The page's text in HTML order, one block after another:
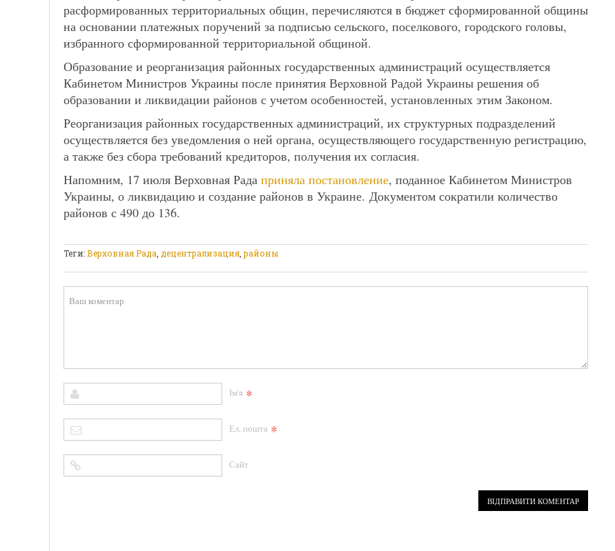
расформированных территориальных общин, перечисляются в бюджет сформированной общины
на основании платежных поручений за подписью сельского, поселкового, городского головы,
избранного сформированной территориальной общиной.
Образование и реорганизация районных государственных администраций осуществляется
Кабинетом Министров Украины после принятия Верховной Радой Украины решения об
образовании и ликвидации районов с учетом особенностей, установленных этим Законом.
Реорганизация районных государственных администраций, их структурных подразделений
осуществляется без уведомления о ней органа, осуществляющего государственную регистрацию,
а также без сбора требований кредиторов, получения их согласия.
Напомним, 17 июля Верховная Рада приняла постановление, поданное Кабинетом Министров
Украины, о ликвидацию и создание районов в Украине. Документом сократили количество
районов с 490 до 136.
Теги:Верховная Рада децентрализация ,районы
Ім'я *
Ел. пошта *
Сайт